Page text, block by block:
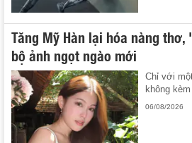
Tăng Mỹ Hàn lại hóa nàng
bộ ảnh ngọt ngào mới
Chỉ với
không
06/08/2026